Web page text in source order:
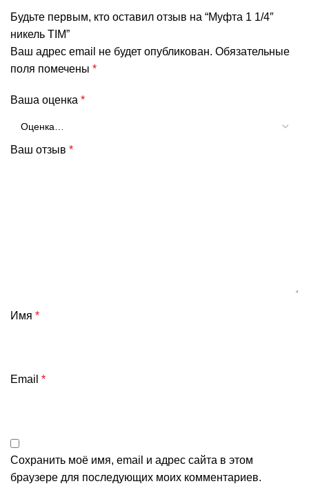
Будьте первым, кто оставил отзыв на “Муфта 1 1/4″
никель TIM”
Ваш адрес email не будет опубликован. Обязательные
поля помечены *
Ваша оценка *
Ваш отзыв *
Имя *
Email *
Сохранить моё имя, email и адрес сайта в этом
браузере для последующих моих комментариев.